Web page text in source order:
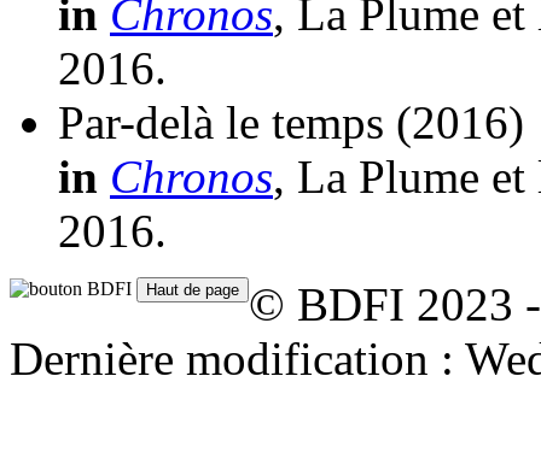
in Chronos, La Plume
2016.
Par-delà le temps (2016)
in Chronos, La Plume
2016.
© BDFI 2023
Dernière modification :